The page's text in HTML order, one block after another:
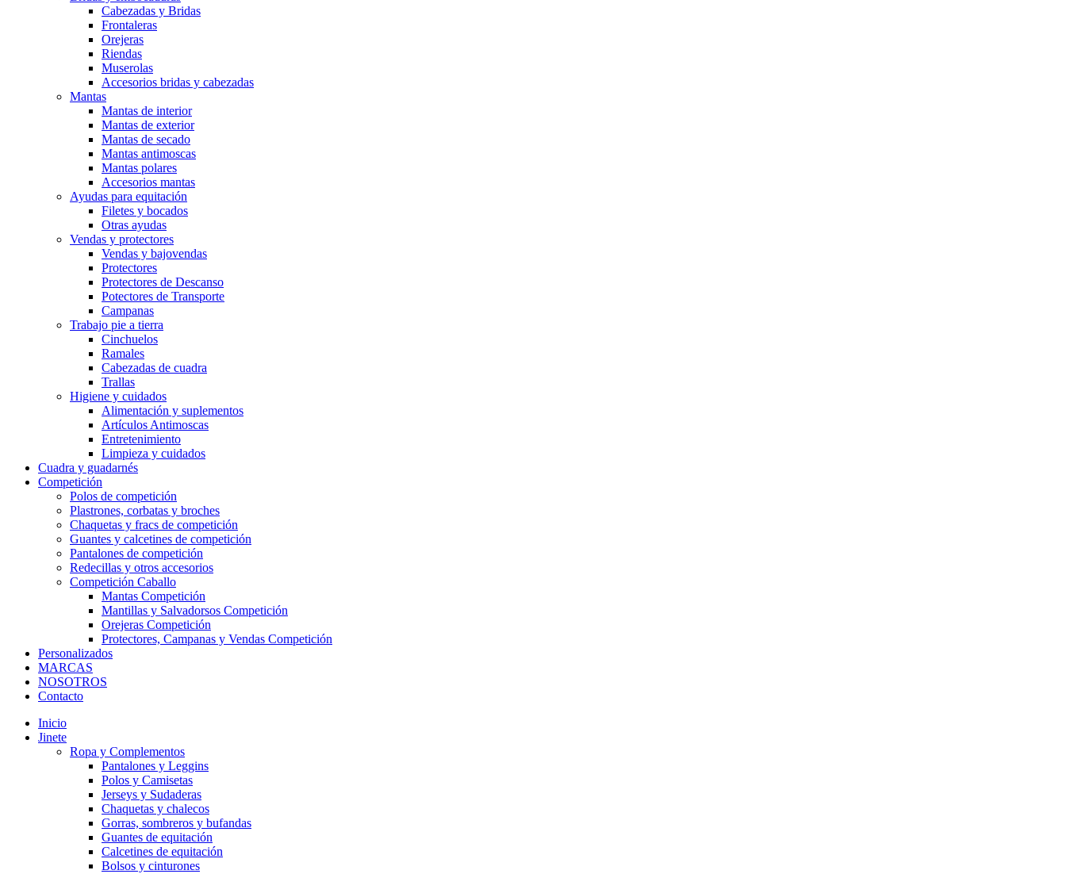
Cabezadas y Bridas
Frontaleras
Orejeras
Riendas
Muserolas
Accesorios bridas y cabezadas
Mantas
Mantas de interior
Mantas de exterior
Mantas de secado
Mantas antimoscas
Mantas polares
Accesorios mantas
Ayudas para equitación
Filetes y bocados
Otras ayudas
Vendas y protectores
Vendas y bajovendas
Protectores
Protectores de Descanso
Potectores de Transporte
Campanas
Trabajo pie a tierra
Cinchuelos
Ramales
Cabezadas de cuadra
Trallas
Higiene y cuidados
Alimentación y suplementos
Artículos Antimoscas
Entretenimiento
Limpieza y cuidados
Cuadra y guadarnés
Competición
Polos de competición
Plastrones, corbatas y broches
Chaquetas y fracs de competición
Guantes y calcetines de competición
Pantalones de competición
Redecillas y otros accesorios
Competición Caballo
Mantas Competición
Mantillas y Salvadorsos Competición
Orejeras Competición
Protectores, Campanas y Vendas Competición
Personalizados
MARCAS
NOSOTROS
Contacto
Inicio
Jinete
Ropa y Complementos
Pantalones y Leggins
Polos y Camisetas
Jerseys y Sudaderas
Chaquetas y chalecos
Gorras, sombreros y bufandas
Guantes de equitación
Calcetines de equitación
Bolsos y cinturones